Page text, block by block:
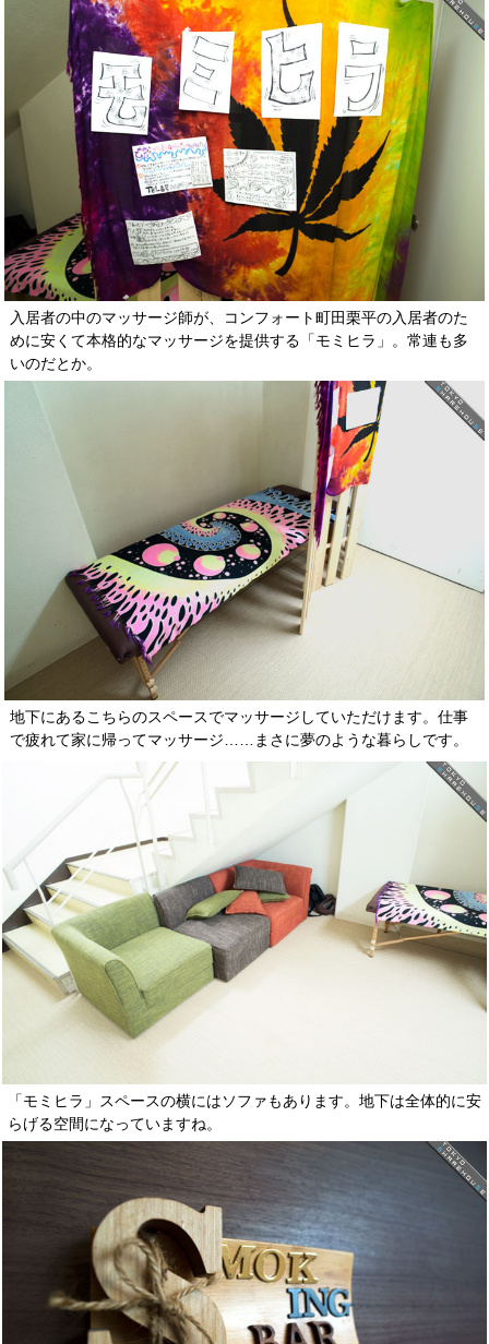
入居者の中のマッサージ師が、コンフォート町田栗平の入居者のた
めに安くて本格的なマッサージを提供する「モミヒラ」。常連も多
いのだとか。
地下にあるこちらのスペースでマッサージしていただけます。仕事
で疲れて家に帰ってマッサージ……まさに夢のような暮らしです。
「モミヒラ」スペースの横にはソファもあります。地下は全体的に安
らげる空間になっていますね。